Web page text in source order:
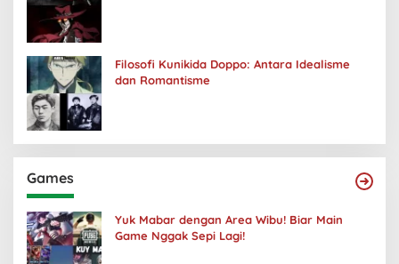
Filosofi Kunikida Doppo: Antara Idealisme
dan Romantisme
Games
Yuk Mabar dengan Area Wibu! Biar Main
Game Nggak Sepi Lagi!